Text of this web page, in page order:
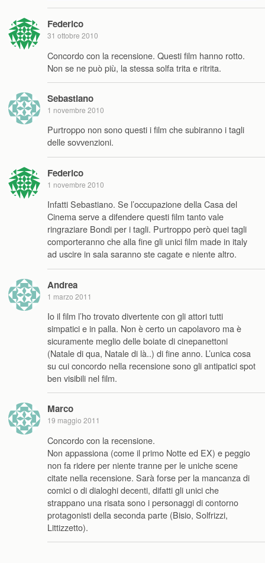
Federico
31 ottobre 2010
Concordo con la recensione. Questi film hanno rotto.
Non se ne può più, la stessa solfa trita e ritrita.
Sebastiano
1 novembre 2010
Purtroppo non sono questi i film che subiranno i tagli
delle sovvenzioni.
Federico
1 novembre 2010
Infatti Sebastiano. Se l’occupazione della Casa del
Cinema serve a difendere questi film tanto vale
ringraziare Bondi per i tagli. Purtroppo però quei tagli
comporteranno che alla fine gli unici film made in italy
ad uscire in sala saranno ste cagate e niente altro.
Andrea
1 marzo 2011
Io il film l’ho trovato divertente con gli attori tutti
simpatici e in palla. Non è certo un capolavoro ma è
sicuramente meglio delle boiate di cinepanettoni
(Natale di qua, Natale di là..) di fine anno. L’unica cosa
su cui concordo nella recensione sono gli antipatici spot
ben visibili nel film.
Marco
19 maggio 2011
Concordo con la recensione.
Non appassiona (come il primo Notte ed EX) e peggio
non fa ridere per niente tranne per le uniche scene
citate nella recensione. Sarà forse per la mancanza di
comici o di dialoghi decenti, difatti gli unici che
strappano una risata sono i personaggi di contorno
protagonisti della seconda parte (Bisio, Solfrizzi,
Littizzetto).